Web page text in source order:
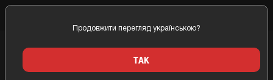
Продовжити перегляд українською?
ТАК